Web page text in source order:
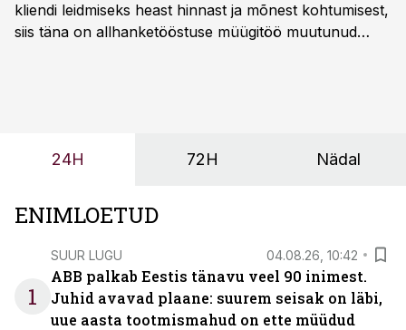
kliendi leidmiseks heast hinnast ja mõnest kohtumisest,
siis täna on allhanketööstuse müügitöö muutunud
24H 72H Nädal
ENIMLOETUD
1
SUUR LUGU 04.08.26, 10:42
ABB palkab Eestis tänavu veel 90 inimest.
Juhid avavad plaane: suurem seisak on läbi,
uue aasta tootmismahud on ette müüdud